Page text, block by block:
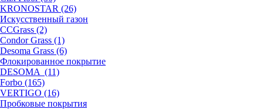
KRONOSTAR (26)
Искусственный газон
CCGrass (2)
Condor Grass (1)
Desoma Grass (6)
Флокированное покрытие
DESOMA (11)
Forbo (165)
VERTIGO (16)
Пробковые покрытия